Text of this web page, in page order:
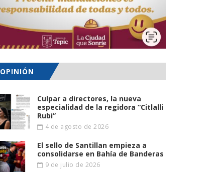
OPINIÓN
Culpar a directores, la nueva
especialidad de la regidora “Citlalli
Rubi”
4 de agosto de 2026
El sello de Santillan empieza a
consolidarse en Bahía de Banderas
9 de julio de 2026